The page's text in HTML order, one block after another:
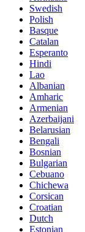
Swedish
Polish
Basque
Catalan
Esperanto
Hindi
Lao
Albanian
Amharic
Armenian
Azerbaijani
Belarusian
Bengali
Bosnian
Bulgarian
Cebuano
Chichewa
Corsican
Croatian
Dutch
Estonian